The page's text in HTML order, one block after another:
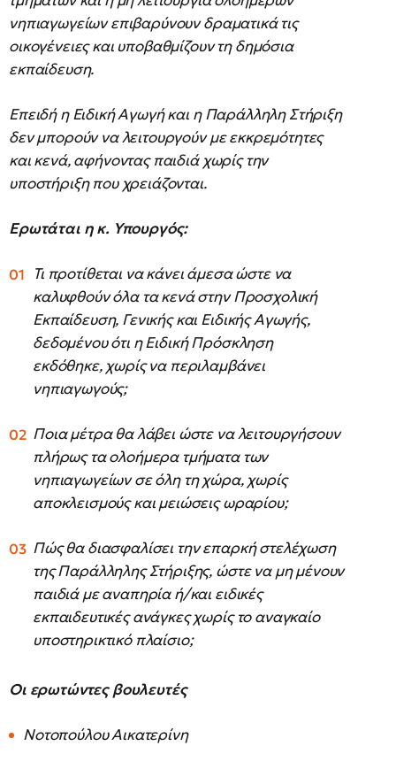
νηπιαγωγείων επιβαρύνουν δραματικά τις
οικογένειες και υποβαθμίζουν τη δημόσια
εκπαίδευση.
Επειδή η Ειδική Αγωγή και η Παράλληλη Στήριξη
δεν μπορούν να λειτουργούν με εκκρεμότητες
και κενά, αφήνοντας παιδιά χωρίς την
υποστήριξη που χρειάζονται.
Ερωτάται η κ. Υπουργός:
Τι προτίθεται να κάνει άμεσα ώστε να
καλυφθούν όλα τα κενά στην Προσχολική
Εκπαίδευση, Γενικής και Ειδικής Αγωγής,
δεδομένου ότι η Ειδική Πρόσκληση
εκδόθηκε, χωρίς να περιλαμβάνει
νηπιαγωγούς;
Ποια μέτρα θα λάβει ώστε να λειτουργήσουν
πλήρως τα ολοήμερα τμήματα των
νηπιαγωγείων σε όλη τη χώρα, χωρίς
αποκλεισμούς και μειώσεις ωραρίου;
Πώς θα διασφαλίσει την επαρκή στελέχωση
της Παράλληλης Στήριξης, ώστε να μη μένουν
παιδιά με αναπηρία ή/και ειδικές
εκπαιδευτικές ανάγκες χωρίς το αναγκαίο
υποστηρικτικό πλαίσιο;
Οι ερωτώντες βουλευτές
Νοτοπούλου Αικατερίνη